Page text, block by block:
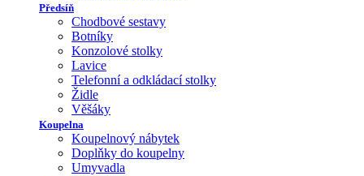
Předsíň
Chodbové sestavy
Botníky
Konzolové stolky
Lavice
Telefonní a odkládací stolky
Židle
Věšáky
Koupelna
Koupelnový nábytek
Doplňky do koupelny
Umyvadla